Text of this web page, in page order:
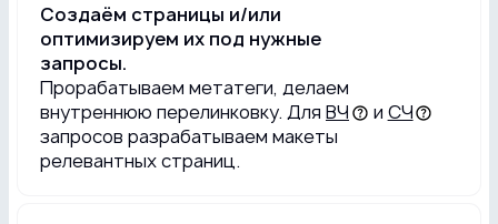
Создаём страницы и/или
оптимизируем их под нужные
запросы.
Прорабатываем метатеги, делаем
внутреннюю перелинковку. Для ВЧ и СЧ
запросов разрабатываем макеты
релевантных страниц.